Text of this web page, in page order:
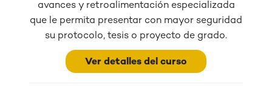
avances y retroalimentación especializada
que le permita presentar con mayor seguridad
su protocolo, tesis o proyecto de grado.
Ver detalles del curso